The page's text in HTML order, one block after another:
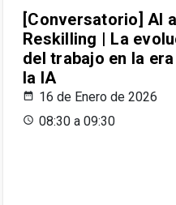
[Conversatorio] AI
Reskilling | La
del trabajo en la
la IA
16 de Enero de 2026
08:30 a 09:30